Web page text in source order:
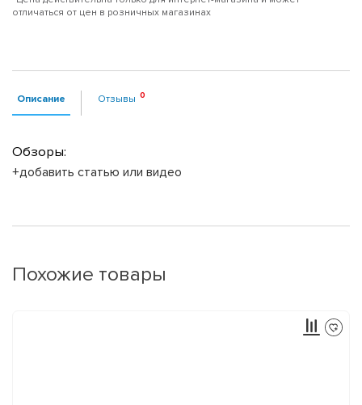
отличаться от цен в розничных магазинах
Описание Отзывы
Обзоры:
+добавить статью или видео
Похожие товары